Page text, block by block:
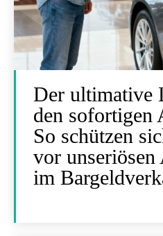
Der ultimative
den sofortigen
So schützen
vor unseriösen
im